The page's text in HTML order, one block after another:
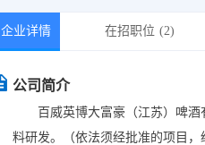
企业详情 在招职位 (2)
公司简介
百威英博大富豪（江苏）啤
料研发。（依法须经批准的项目